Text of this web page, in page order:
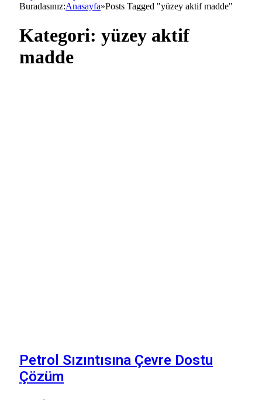
Buradasınız:Anasayfa»Posts Tagged "yüzey aktif madde"
Kategori: yüzey aktif
madde
Petrol Sızıntısına Çevre Dostu
Çözüm